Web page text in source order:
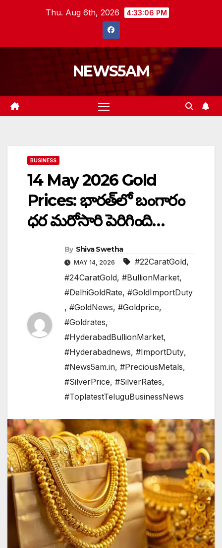
Thu. Aug 6th, 2026 4:33:07 PM
NEWS5AM
BUSINESS
14 May 2026 Gold
Prices: భారత్‌లో బంగారం
ధర మరోసారి పెరిగింది…
By Shiva Swetha
MAY 14, 2026 #22CaratGold,
#24CaratGold, #BullionMarket,
#DelhiGoldRate, #GoldImportDuty
, #GoldNews, #Goldprice,
#Goldrates,
#HyderabadBullionMarket,
#Hyderabadnews, #ImportDuty,
#News5am.in, #PreciousMetals,
#SilverPrice, #SilverRates,
#ToplatestTeluguBusinessNews